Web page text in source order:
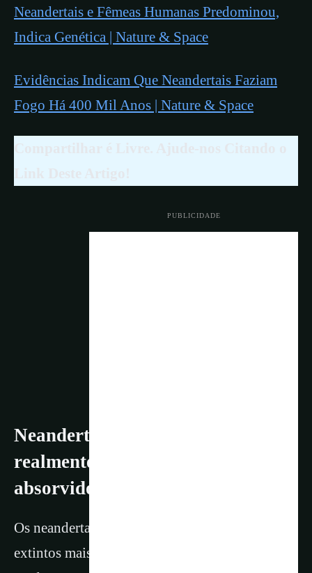
Neandertais e Fêmeas Humanas Predominou,
Indica Genética | Nature & Space
Evidências Indicam Que Neandertais Faziam
Fogo Há 400 Mil Anos | Nature & Space
PUBLICIDADE
Neandertais podem não ter sido
realmente extintos, mas sim
absorvidos
Os neandertais estavam entre os parentes
extintos mais próximos dos humanos